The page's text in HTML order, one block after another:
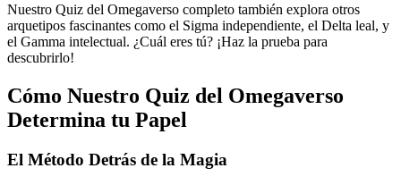
Nuestro Quiz del Omegaverso completo también explora otros
arquetipos fascinantes como el Sigma independiente, el Delta leal, y
el Gamma intelectual. ¿Cuál eres tú? ¡Haz la prueba para
descubrirlo!
Cómo Nuestro Quiz del Omegaverso
Determina tu Papel
El Método Detrás de la Magia